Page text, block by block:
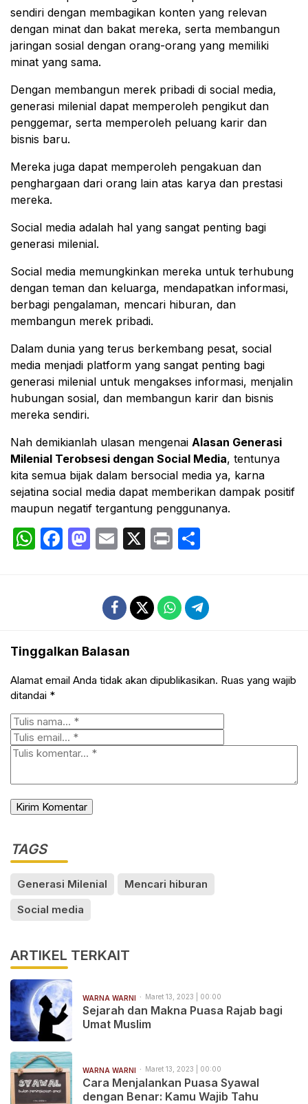
sendiri dengan membagikan konten yang relevan
dengan minat dan bakat mereka, serta membangun
jaringan sosial dengan orang-orang yang memiliki
minat yang sama.
Dengan membangun merek pribadi di social media,
generasi milenial dapat memperoleh pengikut dan
penggemar, serta memperoleh peluang karir dan
bisnis baru.
Mereka juga dapat memperoleh pengakuan dan
penghargaan dari orang lain atas karya dan prestasi
mereka.
Social media adalah hal yang sangat penting bagi
generasi milenial.
Social media memungkinkan mereka untuk terhubung
dengan teman dan keluarga, mendapatkan informasi,
berbagi pengalaman, mencari hiburan, dan
membangun merek pribadi.
Dalam dunia yang terus berkembang pesat, social
media menjadi platform yang sangat penting bagi
generasi milenial untuk mengakses informasi, menjalin
hubungan sosial, dan membangun karir dan bisnis
mereka sendiri.
Nah demikianlah ulasan mengenai Alasan Generasi
Milenial Terobsesi dengan Social Media, tentunya
kita semua bijak dalam bersocial media ya, karna
sejatina social media dapat memberikan dampak positif
maupun negatif tergantung penggunanya.
WhatsApp
Facebook
Mastodon
Email
X Print
Tinggalkan Balasan
Alamat email Anda tidak akan dipublikasikan. Ruas yang wajib
ditandai *
TAGS
Generasi Milenial
Mencari hiburan
Social media
ARTIKEL TERKAIT
WARNA WARNI Maret 13, 2023 | 00:00
Sejarah dan Makna Puasa Rajab bagi
Umat Muslim
WARNA WARNI Maret 13, 2023 | 00:00
Cara Menjalankan Puasa Syawal
dengan Benar: Kamu Wajib Tahu